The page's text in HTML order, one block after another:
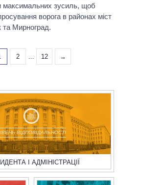
максимальних зусиль, щоб
ворога в районах міст
та Мирноград.
2 ... 12 →
ВІДПОВІДАЛЬНОСТІ
І АДМІНІСТРАЦІЇ